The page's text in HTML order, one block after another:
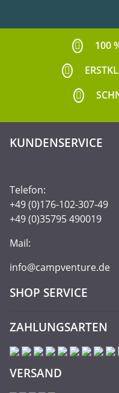
100
KUNDENSERVICE
Telefon:
+49 (0)176-102-307-49
+49 (0)35795 490019
Mail:
info@campventure.de
SHOP SERVICE
ZAHLUNGSARTEN
VERSAND